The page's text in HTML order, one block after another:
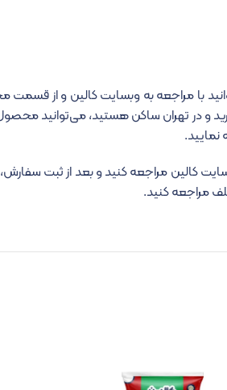
دارید و در تهران ساکن هستید، می‌توانید
کالین مراجعه کنید و بعد از ثبت
مراجعه کنید.